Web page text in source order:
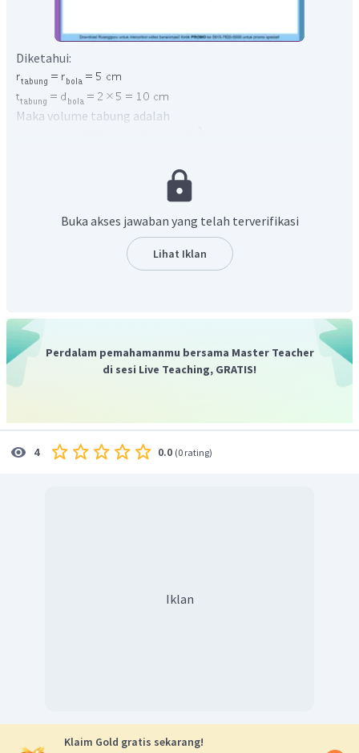
Diketahui:
Maka volume tabung adalah
Jadi, volume tabung adalah
Buka akses jawaban yang telah terverifikasi
Lihat Iklan
Perdalam pemahamanmu bersama Master Teacher
di sesi Live Teaching, GRATIS!
4 0.0 (0 rating)
Iklan
Klaim Gold gratis sekarang!